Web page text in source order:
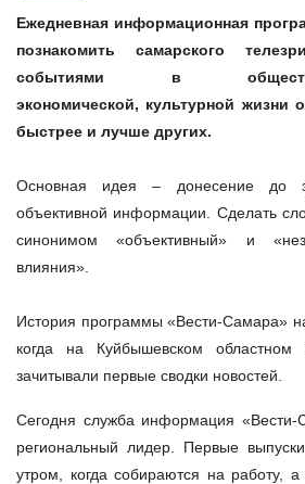
Ежедневная информационная
познакомить самарского
событиями в
экономической, культурной жизни
быстрее и лучше других.
Основная идея – донесение до
объективной информации. Сделать
синонимом «объективный» и
влияния».
История программы «Вести-Самара»
когда на Куйбышевском областном
зачитывали первые сводки новостей.
Сегодня служба информация
региональный лидер. Первые
утром, когда собираются на работу, а